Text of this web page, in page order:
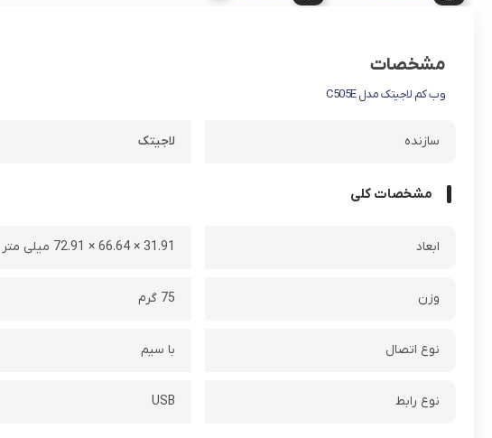
مشخصات
وب کم لاجیتک مدل C505E
سازنده لاجیتک
مشخصات کلی
ابعاد 31.91 × 66.64 × 72.91 میلی‌ متر
وزن 75 گرم
نوع اتصال با سیم
نوع رابط USB